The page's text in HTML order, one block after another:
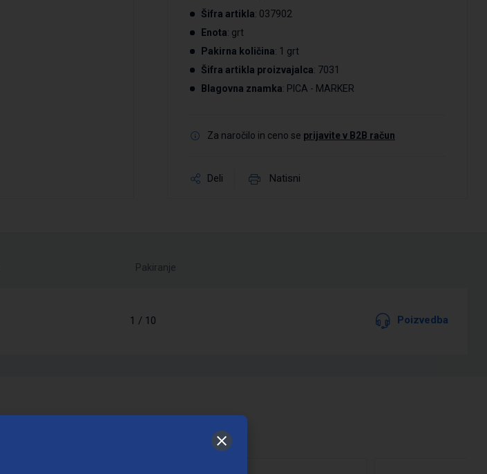
Šifra artikla: 037902
Enota: grt
Pakirna količina: 1 grt
Šifra artikla proizvajalca: 7031
Blagovna znamka: PICA - MARKER
Za naročilo in ceno se prijavite v B2B račun
Deli Natisni
Pakiranje
1 / 10 Poizvedba